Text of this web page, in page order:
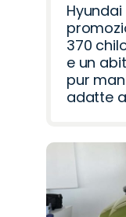
Hyundai
370
e un
pur
adatte